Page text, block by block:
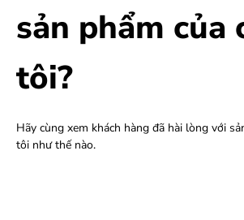
sản phẩm của
tôi?
Hãy cùng xem khách hàng đã hài lòng với
tôi như thế nào.